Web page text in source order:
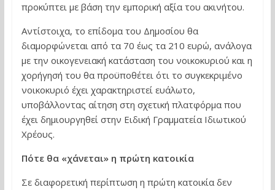
προκύπτει με βάση την εμπορική αξία του ακινήτου.
Αντίστοιχα, το επίδομα του Δημοσίου θα
διαμορφώνεται από τα 70 έως τα 210 ευρώ, ανάλογα
με την οικογενειακή κατάσταση του νοικοκυριού και η
χορήγησή του θα προϋποθέτει ότι το συγκεκριμένο
νοικοκυριό έχει χαρακτηριστεί ευάλωτο,
υποβάλλοντας αίτηση στη σχετική πλατφόρμα που
έχει δημιουργηθεί στην Ειδική Γραμματεία Ιδιωτικού
Χρέους.
Πότε θα «χάνεται» η πρώτη κατοικία
Σε διαφορετική περίπτωση η πρώτη κατοικία δεν